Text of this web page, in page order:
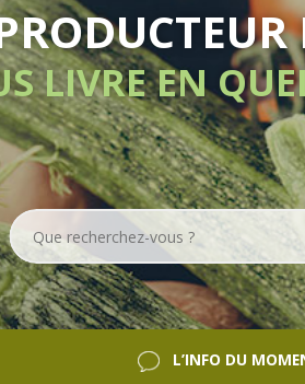
SANS
L’INFO DU